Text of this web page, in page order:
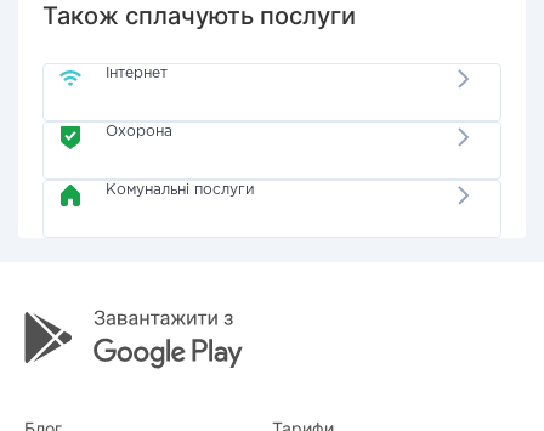
Також сплачують послуги
Інтернет
Охорона
Комунальні послуги